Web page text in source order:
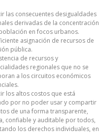
las consecuentes desigualdades
derivadas de la concentración
en focos urbanos.
asignación de recursos de
pública.
de recursos y
regionales que no se
a los circuitos económicos
los altos costos que está
por no poder usar y compartir
de una forma transparente,
confiable y auditable por todos,
los derechos individuales, en